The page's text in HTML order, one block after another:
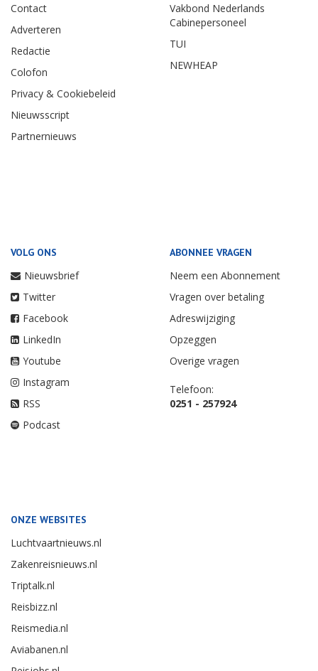
Contact
Adverteren
Redactie
Colofon
Privacy & Cookiebeleid
Nieuwsscript
Partnernieuws
Vakbond Nederlands
Cabinepersoneel
TUI
NEWHEAP
VOLG ONS
Nieuwsbrief
Twitter
Facebook
LinkedIn
Youtube
Instagram
RSS
Podcast
ABONNEE VRAGEN
Neem een Abonnement
Vragen over betaling
Adreswijziging
Opzeggen
Overige vragen
Telefoon:
0251 - 257924
ONZE WEBSITES
Luchtvaartnieuws.nl
Zakenreisnieuws.nl
Triptalk.nl
Reisbizz.nl
Reismedia.nl
Aviabanen.nl